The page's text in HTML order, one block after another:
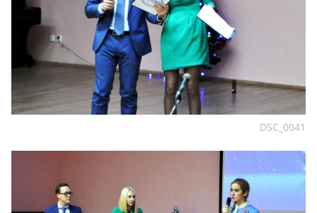
DSC_0041